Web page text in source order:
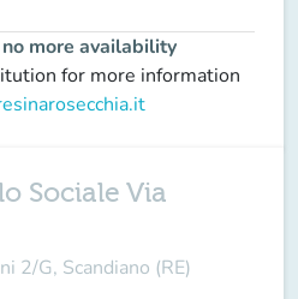
more availability
for more information
Sociale Via
2/G, Scandiano (RE)